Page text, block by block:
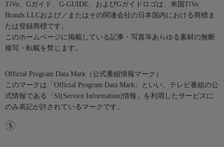
TiVo、Gガイド、G-GUIDE、およびGガイドロゴは、米国TiVo
Brands LLCおよび／またはその関連会社の日本国内における商標ま
たは登録商標です。
このホームページに掲載している記事・写真等あらゆる素材の無断
複写・転載を禁じます。
Official Program Data Mark（公式番組情報マーク）
このマークは「Official Program Data Mark」といい、テレビ番組の公
式情報である「SI(Service Information)情報」を利用したサービスに
のみ表記が許されているマークです。